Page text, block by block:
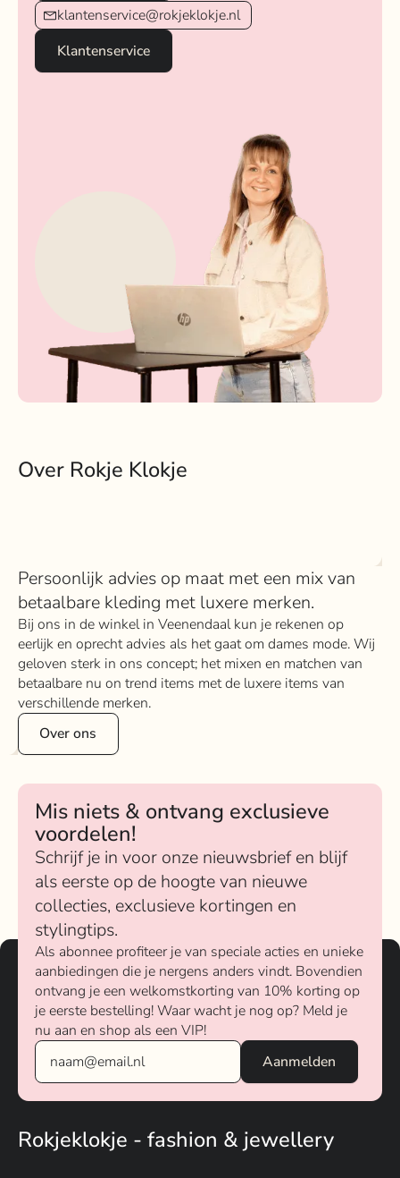
klantenservice@rokjeklokje.nl
Klantenservice
Over Rokje Klokje
Persoonlijk advies op maat met een mix van
betaalbare kleding met luxere merken.
Bij ons in de winkel in Veenendaal kun je rekenen op
eerlijk en oprecht advies als het gaat om dames mode. Wij
geloven sterk in ons concept; het mixen en matchen van
betaalbare nu on trend items met de luxere items van
verschillende merken.
Over ons
Mis niets & ontvang exclusieve
voordelen!
Schrijf je in voor onze nieuwsbrief en blijf
als eerste op de hoogte van nieuwe
collecties, exclusieve kortingen en
stylingtips.
Als abonnee profiteer je van speciale acties en unieke
aanbiedingen die je nergens anders vindt. Bovendien
ontvang je een welkomstkorting van 10% korting op
je eerste bestelling! Waar wacht je nog op? Meld je
nu aan en shop als een VIP!
Rokjeklokje - fashion & jewellery